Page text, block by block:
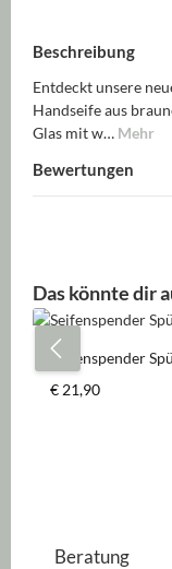
Beschreibung
Entdeckt unsere
Handseife aus
Glas mit w… Mehr
Bewertungen
Produktgalerie
Das könnte dir
Seifenspender
Regulärer Preis:
€ 21,90
Beratung